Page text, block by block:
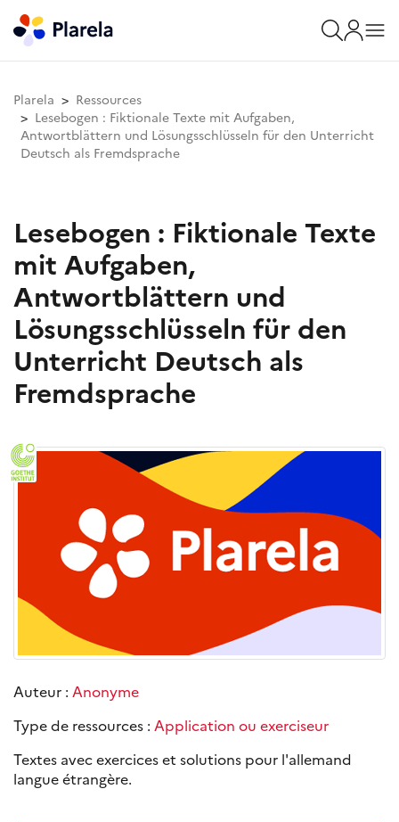
Plarela
Ressources
Lesebogen : Fiktionale Texte mit Aufgaben,
Antwortblättern und Lösungsschlüsseln für den Unterricht
Deutsch als Fremdsprache
Lesebogen : Fiktionale Texte
mit Aufgaben,
Antwortblättern und
Lösungsschlüsseln für den
Unterricht Deutsch als
Fremdsprache
Auteur : Anonyme
Type de ressources : Application ou exerciseur
Textes avec exercices et solutions pour l'allemand
langue étrangère.